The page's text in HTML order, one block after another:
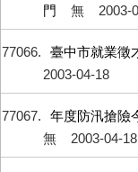
門
無 2003-
77066 臺中市就業
2003-04-18
77067
年度防汛搶險
無
2003-04-18